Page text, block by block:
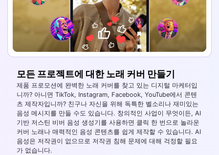
모든 프로젝트에 대한 노래 커버 만들기
제품 프로모션에 완벽한 노래 커버를 찾고 있는 디지털 마케터입
니까? 아니면 TikTok, Instagram, Facebook, YouTube에서 콘텐
츠 제작자입니까? 친구나 자신을 위해 독특한 벨소리나 재미있는
음성 메시지를 만들 수도 있습니다. 창의적인 사업이 무엇이든, AI
기반 저스틴 비버 음성 생성기를 사용하면 클릭 한 번으로 놀라운
커버 노래나 매력적인 음성 콘텐츠를 쉽게 제작할 수 있습니다. AI
음성은 저작권이 없으므로 저작권 침해 문제에 대해 걱정할 필요
가 없습니다.